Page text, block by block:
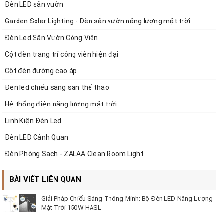
Đèn LED sân vườn
Garden Solar Lighting - Đèn sân vườn năng lượng mặt trời
Đèn Led Sân Vườn Công Viên
Cột đèn trang trí công viên hiện đại
Cột đèn đường cao áp
Đèn led chiếu sáng sân thể thao
Hệ thống điện năng lượng mặt trời
Linh Kiện Đèn Led
Đèn LED Cảnh Quan
Đèn Phòng Sạch - ZALAA Clean Room Light
BÀI VIẾT LIÊN QUAN
Giải Pháp Chiếu Sáng Thông Minh: Bộ Đèn LED Năng Lượng
Mặt Trời 150W HASL